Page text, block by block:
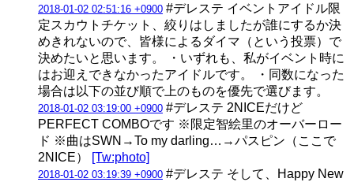
2018-01-02 02:51:16 +0900 #デレステ イベントアイドル限
定スカウトチケット、絞りはしましたが誰にするか決
めきれないので、皆様によるダイマ（という投票）で
決めたいと思います。 ・いずれも、私がイベント時に
はお迎えできなかったアイドルです。 ・同数になった
場合は以下の並び順で上のものを優先で選びます。
2018-01-02 03:19:00 +0900 #デレステ 2NICEだけど
PERFECT COMBOです ※限定智絵里のオーバーロー
ド ※曲はSWN→To my darling…→パスピン（ここで
2NICE）
[Tw:photo]
2018-01-02 03:19:39 +0900 #デレステ そして、Happy New